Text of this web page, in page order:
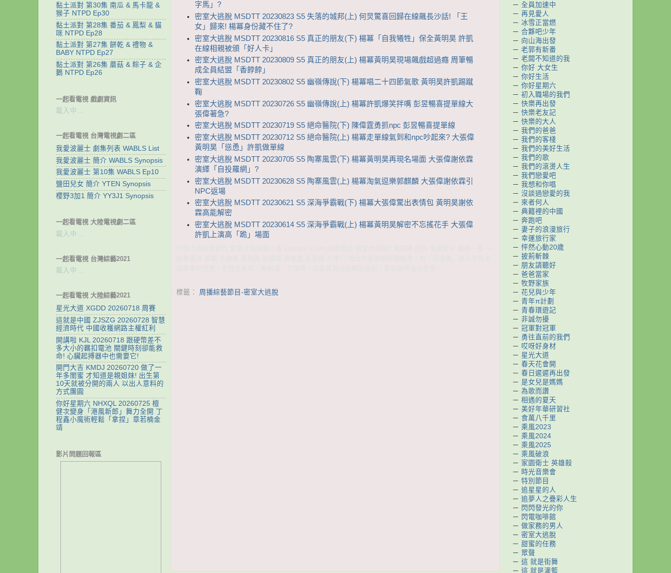
字馬」?
密室大逃脫 MSDTT 20230823 S5 失落的城邦(上) 何炅驚喜回歸在線飆長沙話! 「王
女」歸來! 楊冪身份藏不住了?
密室大逃脫 MSDTT 20230816 S5 真正的朋友(下) 楊冪「自我犧牲」保全黃明昊 許凱
在線相親被頒「好人卡」
密室大逃脫 MSDTT 20230809 S5 真正的朋友(上) 楊冪黃明昊現場飆戲超過癮 周筆暢
成全員結盟「香餑餑」
密室大逃脫 MSDTT 20230802 S5 幽嶺傳說(下) 楊冪唱二十四節氣歌 黃明昊許凱踢蹴
鞠
密室大逃脫 MSDTT 20230726 S5 幽嶺傳說(上) 楊冪許凱爆笑拌嘴 彭昱暢喜提單線大
張偉著急?
密室大逃脫 MSDTT 20230719 S5 絕命醫院(下) 陳偉霆勇抓npc 彭昱暢喜提單線
密室大逃脫 MSDTT 20230712 S5 絕命醫院(上) 楊冪走單線氣到和npc吵起來? 大張偉
黃明昊「慫恿」許凱做單線
密室大逃脫 MSDTT 20230705 S5 陶寨風雲(下) 楊冪黃明昊再現名場面 大張偉謝依霖
演繹「自投羅網」?
密室大逃脫 MSDTT 20230628 S5 陶寨風雲(上) 楊冪淘氣逗樂郭麒麟 大張偉謝依霖引
NPC返場
密室大逃脫 MSDTT 20230621 S5 深海爭霸戰(下) 楊冪大張偉驚出表情包 黃明昊謝依
霖高能解密
密室大逃脫 MSDTT 20230614 S5 深海爭霸戰(上) 楊冪黃明昊解密不忘搖花手 大張偉
許凱上演高「跪」場面
標籤： 周播綜藝節目-密室大逃脫
黏土派對 第30集 南瓜 & 馬卡龍 &
猴子 NTPD Ep30
黏土派對 第28集 番茄 & 鳳梨 & 貓
咪 NTPD Ep28
黏土派對 第27集 餅乾 & 禮物 &
BABY NTPD Ep27
黏土派對 第26集 蘑菇 & 粽子 & 企
鵝 NTPD Ep26
一起看電視 戲劇資訊
載入中…
一起看電視 台灣電視劇二區
我愛波麗士 劇集列表 WABLS List
我愛波麗士 簡介 WABLS Synopsis
我愛波麗士 第10集 WABLS Ep10
鹽田兒女 簡介 YTEN Synopsis
櫻野3加1 簡介 YY3J1 Synopsis
一起看電視 大陸電視劇二區
載入中…
一起看電視 台灣綜藝2021
載入中…
一起看電視 大陸綜藝2021
星光大道 XGDD 20260718 周賽
這就是中國 ZJSZG 20260728 智慧
經濟時代 中國收穫網路主權紅利
開講啦 KJL 20260718 跟硬幣差不
多大小的羈扣電池 關鍵時刻卻能救
命! 心臟起搏器中也需要它!
開門大吉 KMDJ 20260720 做了一
年多閨蜜 才知道是親姐妹! 出生第
10天就被分開的兩人 以出人意料的
方式團圓
你好星期六 NHXQL 20260725 檀
健次變身「港風新郎」舞力全開 丁
程鑫小魔術輕鬆「拿捏」章若楠金
靖
影片問題回報區
－ 全員加速中
－ 再見愛人
－ 冰雪正當燃
－ 合夥吧少年
－ 向山海出發
－ 老郭有新番
－ 老闆不知道的我
－ 你好 大女生
－ 你好生活
－ 你好星期六
－ 初入職場的我們
－ 快樂再出發
－ 快樂老友記
－ 快樂的大人
－ 我們的爸爸
－ 我們的客棧
－ 我們的美好生活
－ 我們的歌
－ 我們的滾燙人生
－ 我們戀愛吧
－ 我想和你唱
－ 沒談過戀愛的我
－ 來者何人
－ 典籍裡的中國
－ 奔跑吧
－ 妻子的浪漫旅行
－ 幸運旅行家
－ 怦然心動20歲
－ 披荊斬棘
－ 朋友請聽好
－ 爸爸當家
－ 牧野家族
－ 花兒與少年
－ 青年π計劃
－ 青春環遊記
－ 非誠勿擾
－ 冠軍對冠軍
－ 勇往直前的我們
－ 哎呀好身材
－ 星光大道
－ 春天花會開
－ 春日遲遲再出發
－ 是女兒是媽媽
－ 為歌而讚
－ 相遇的夏天
－ 美好年華研習社
－ 食萬八千里
－ 乘風2023
－ 乘風2024
－ 乘風2025
－ 乘風破浪
－ 家園衛士 英雄殺
－ 時光音樂會
－ 特別節目
－ 追星星的人
－ 追夢人之疊彩人生
－ 閃閃發光的你
－ 閃電咖啡館
－ 做家務的男人
－ 密室大逃脫
－ 甜蜜的任務
－ 眾聲
－ 這 就是街舞
－ 這 就是灌籃